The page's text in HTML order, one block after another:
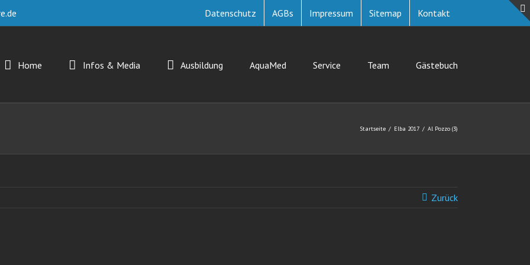
Datenschutz AGBs Impressum Sitemap Kontakt
Home Infos & Media Ausbildung AquaMed Service Team Gästebuch
Startseite Elba 2017 Al Pozzo (3)
Zurück